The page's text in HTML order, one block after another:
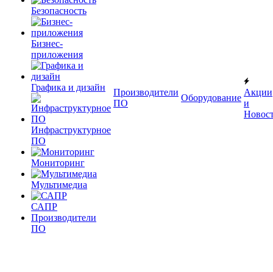
Безопасность
Бизнес-
приложения
Графика и дизайн
Инфраструктурное
ПО
Мониторинг
Мультимедиа
САПР
Производители
ПО
Производители
ПО
Оборудование
Акции
и